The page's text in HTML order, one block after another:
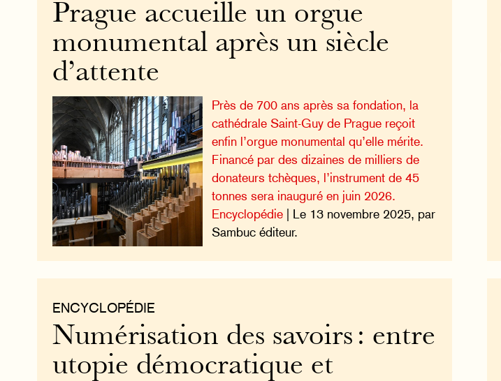
Prague accueille un orgue
monumental après un siècle
d’attente
Près de 700 ans après sa fondation, la
cathédrale Saint-Guy de Prague reçoit
enfin l’orgue monumental qu’elle mérite.
Financé par des dizaines de milliers de
donateurs tchèques, l’instrument de 45
tonnes sera inauguré en juin 2026.
Encyclopédie | Le 13 novembre 2025, par
Sambuc éditeur.
ENCYCLOPÉDIE
Numérisation des savoirs : entre
utopie démocratique et